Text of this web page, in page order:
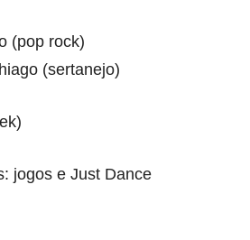
(pop rock)
(sertanejo)
jogos e Just Dance